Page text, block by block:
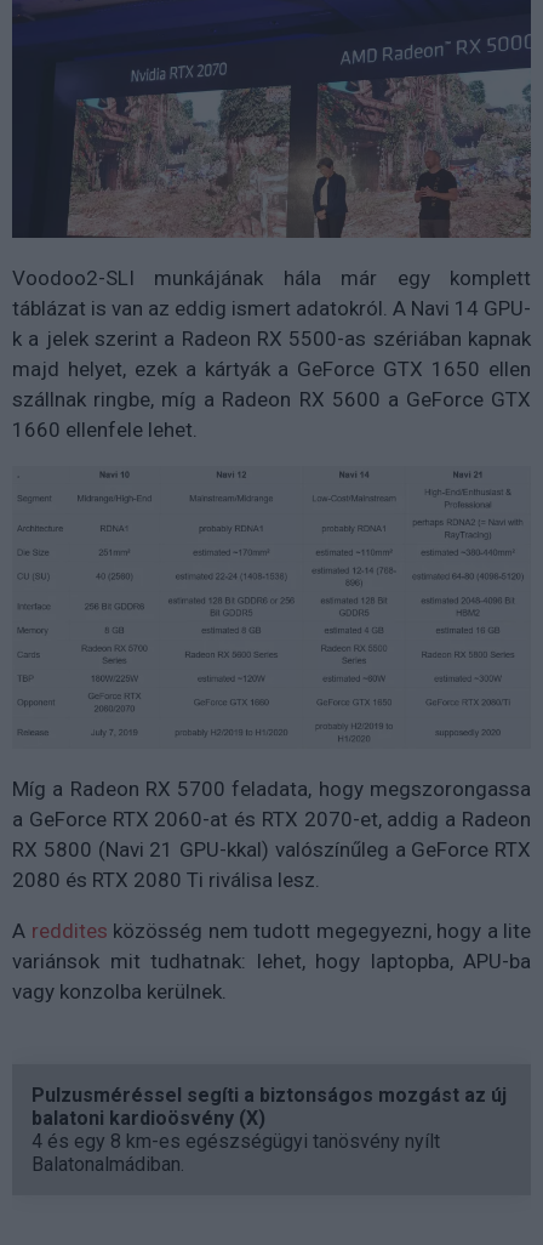
Voodoo2-SLI munkájának hála már egy komplett
táblázat is van az eddig ismert adatokról. A Navi 14 GPU-
k a jelek szerint a Radeon RX 5500-as szériában kapnak
majd helyet, ezek a kártyák a GeForce GTX 1650 ellen
szállnak ringbe, míg a Radeon RX 5600 a GeForce GTX
1660 ellenfele lehet.
Míg a Radeon RX 5700 feladata, hogy megszorongassa
a GeForce RTX 2060-at és RTX 2070-et, addig a Radeon
RX 5800 (Navi 21 GPU-kkal) valószínűleg a GeForce RTX
2080 és RTX 2080 Ti riválisa lesz.
A reddites közösség nem tudott megegyezni, hogy a lite
variánsok mit tudhatnak: lehet, hogy laptopba, APU-ba
vagy konzolba kerülnek.
Pulzusméréssel segíti a biztonságos mozgást az új
balatoni kardioösvény (X)
4 és egy 8 km-es egészségügyi tanösvény nyílt
Balatonalmádiban.